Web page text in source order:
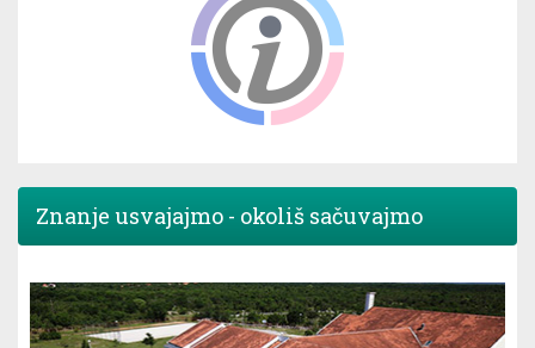
Znanje usvajajmo - okoliš sačuvajmo